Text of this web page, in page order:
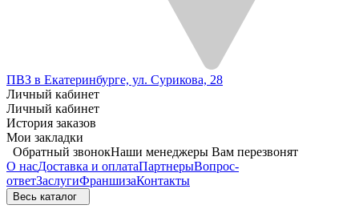
ПВЗ в Екатеринбурге, ул. Сурикова, 28
Личный кабинет
Личный кабинет
История заказов
Мои закладки
Обратный звонокНаши менеджеры Вам перезвонят
О насДоставка и оплатаПартнерыВопрос-
ответЗаслугиФраншизаКонтакты
Весь каталог